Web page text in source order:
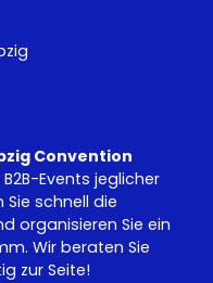
Convention
Events jeglicher
Sie schnell die
organisieren Sie ein
Wir beraten Sie
zur Seite!